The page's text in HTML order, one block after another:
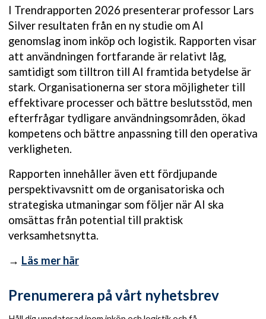
I Trendrapporten 2026 presenterar professor Lars
Silver resultaten från en ny studie om AI
genomslag inom inköp och logistik. Rapporten visar
att användningen fortfarande är relativt låg,
samtidigt som tilltron till AI framtida betydelse är
stark. Organisationerna ser stora möjligheter till
effektivare processer och bättre beslutsstöd, men
efterfrågar tydligare användningsområden, ökad
kompetens och bättre anpassning till den operativa
verkligheten.
Rapporten innehåller även ett fördjupande
perspektivavsnitt om de organisatoriska och
strategiska utmaningar som följer när AI ska
omsättas från potential till praktisk
verksamhetsnytta.
→ Läs mer här
Prenumerera på vårt nyhetsbrev